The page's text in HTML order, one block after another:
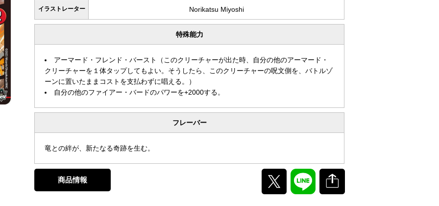
イラストレーター Norikatsu Miyoshi
特殊能力
アーマード・フレンド・バースト（このクリーチャーが出た時、自分の他のアーマード・
クリーチャーを１体タップしてもよい。そうしたら、このクリーチャーの呪文側を、バトルゾ
ーンに置いたままコストを支払わずに唱える。）
自分の他のファイアー・バードのパワーを+2000する。
フレーバー
竜との絆が、新たなる奇跡を生む。
商品情報